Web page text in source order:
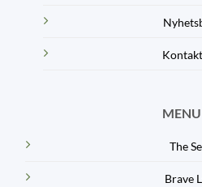
MENU
The
Brave